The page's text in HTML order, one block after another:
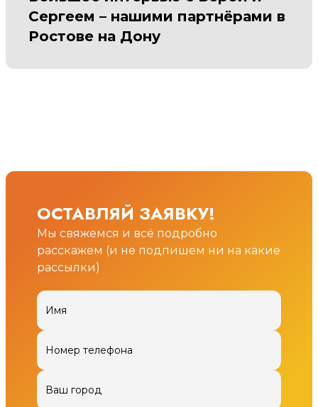
Сергеем – нашими партнёрами в
Ростове на Дону
ОСТАВЛЯЙ ЗАЯВКУ!
Мы свяжемся и всё подробно
расскажем (и не подпишем ни на какие
рассылки)
Имя
Номер телефона
Ваш город